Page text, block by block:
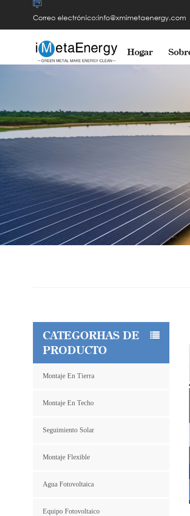
Correo electrónico:info@xmimetaenergy.com
Hogar
CATEGORÍAS DE
PRODUCTO
Montaje En Tierra
Montaje En Techo
Seguimiento Solar
Montaje Flexible
Agua Fotovoltaica
Equipo Fotovoltaico